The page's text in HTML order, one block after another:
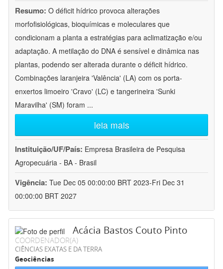
Resumo: O déficit hídrico provoca alterações
morfofisiológicas, bioquímicas e moleculares que
condicionam a planta a estratégias para aclimatização e/ou
adaptação. A metilação do DNA é sensível e dinâmica nas
plantas, podendo ser alterada durante o déficit hídrico.
Combinações laranjeira 'Valência' (LA) com os porta-
enxertos limoeiro 'Cravo' (LC) e tangerineira 'Sunki
Maravilha' (SM) foram ...
leia mais
Instituição/UF/País: Empresa Brasileira de Pesquisa
Agropecuária - BA - Brasil
Vigência: Tue Dec 05 00:00:00 BRT 2023-Fri Dec 31
00:00:00 BRT 2027
Acácia Bastos Couto Pinto
COORDENADOR(A)
CIÊNCIAS EXATAS E DA TERRA
Geociências